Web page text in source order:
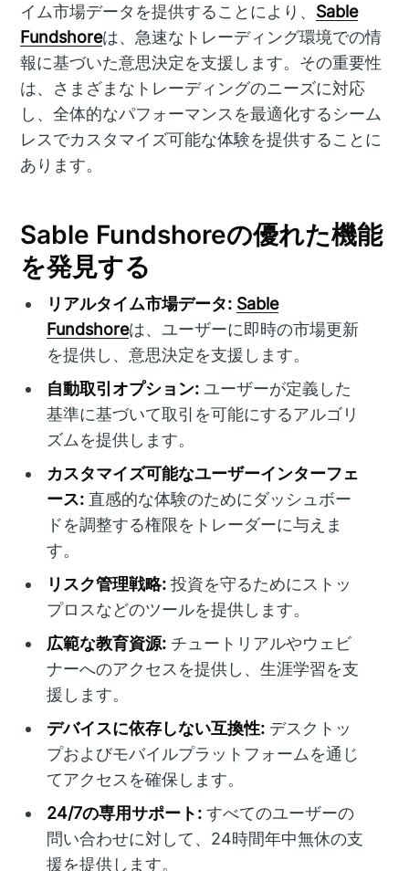
イム市場データを提供することにより、 Sable
Fundshoreは、急速なトレーディング環境での情
報に基づいた意思決定を支援します。その重要性
は、さまざまなトレーディングのニーズに対応
し、全体的なパフォーマンスを最適化するシーム
レスでカスタマイズ可能な体験を提供することに
あります。
Sable Fundshoreの優れた機能
を発見する
リアルタイム市場データ: Sable
Fundshoreは、ユーザーに即時の市場更新
を提供し、意思決定を支援します。
自動取引オプション: ユーザーが定義した
基準に基づいて取引を可能にするアルゴリ
ズムを提供します。
カスタマイズ可能なユーザーインターフェ
ース: 直感的な体験のためにダッシュボー
ドを調整する権限をトレーダーに与えま
す。
リスク管理戦略: 投資を守るためにストッ
プロスなどのツールを提供します。
広範な教育資源: チュートリアルやウェビ
ナーへのアクセスを提供し、生涯学習を支
援します。
デバイスに依存しない互換性: デスクトッ
プおよびモバイルプラットフォームを通じ
てアクセスを確保します。
24/7の専用サポート: すべてのユーザーの
問い合わせに対して、24時間年中無休の支
援を提供します。